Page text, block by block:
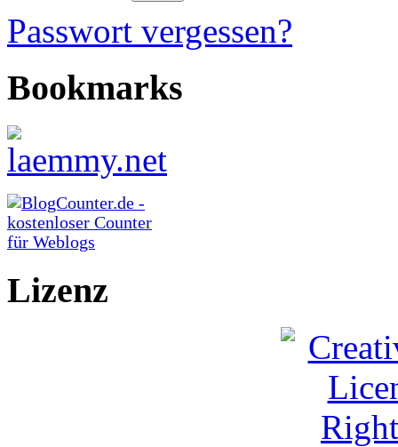
Passwort vergessen?
Bookmarks
Lizenz